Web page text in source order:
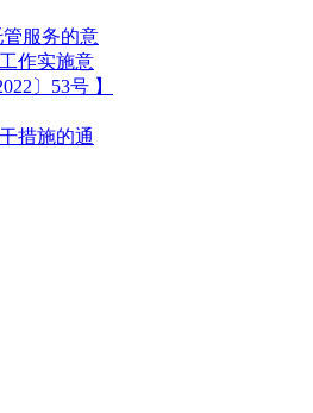
服务的意
作实施意
〕53号 】
措施的通